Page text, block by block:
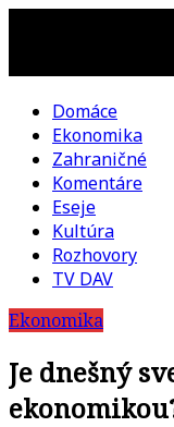
DAV
DVA
kultúrno-
politická
revue
Domáce
Ekonomika
Zahraničné
Komentáre
Eseje
Kultúra
Rozhovory
TV DAV
Ekonomika
Je dnešný